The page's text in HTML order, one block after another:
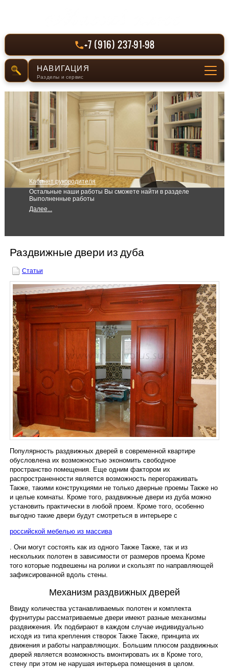
+7 (916) 237-91-98
НАВИГАЦИЯ
Разделы и сервис
СЕРВИС
Отправить заявку
РАЗДЕЛЫ САЙТА
Главная
Производство
Выполненные работы
Древесина
Контакты
РУБРИКИ
Вакансии
Выполненные работы
Наши поставщики
Сотрудничество
Статьи
Наши услуги
Кабинет руководителя
Остальные наши работы Вы сможете найти в разделе
Выполненные работы
Далее...
Раздвижные двери из дуба
Статьи
Популярность раздвижных дверей в современной квартире
обусловлена их возможностью экономить свободное
пространство помещения. Еще одним фактором их
распространенности является возможность перегораживать
Также, такими конструкциями не только дверные проемы Также но
и целые комнаты. Кроме того, раздвижные двери из дуба можно
установить практически в любой проем. Кроме того, особенно
выгодно такие двери будут смотреться в интерьере с
российской мебелью из массива
. Они могут состоять как из одного Также Также, так и из
нескольких полотен в зависимости от размеров проема Кроме
того которые подвешены на ролики и скользят по направляющей
зафиксированной вдоль стены.
Механизм раздвижных дверей
Ввиду количества устанавливаемых полотен и комплекта
фурнитуры рассматриваемые двери имеют разные механизмы
раздвижения. Их подбирают в каждом случае индивидуально
исходя из типа крепления створок Также Также, принципа их
движения и работы направляющих. Большим плюсом раздвижных
дверей является возможность вмонтировать их в Кроме того,
стену при этом не нарушая интерьера помещения в целом.